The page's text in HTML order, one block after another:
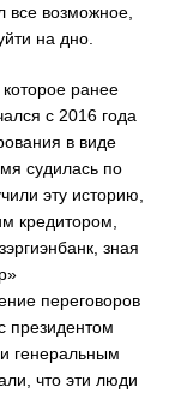
все возможное,
на дно.
ранее
с 2016 года
в виде
судилась по
эту историю,
кредитором,
зная
переговоров
президентом
генеральным
что эти люди